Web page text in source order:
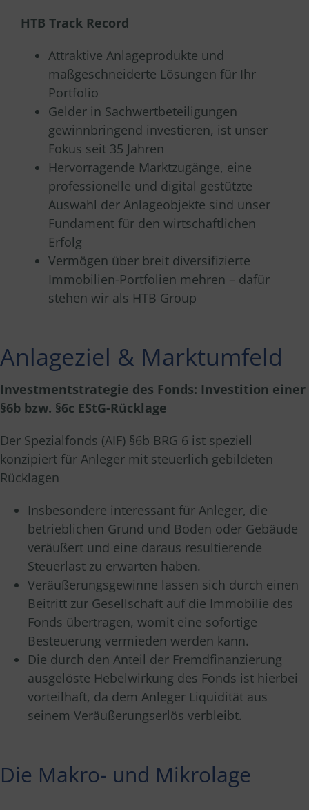
HTB Track Record
Attraktive Anlageprodukte und
maßgeschneiderte Lösungen für Ihr
Portfolio
Gelder in Sachwertbeteiligungen
gewinnbringend investieren, ist unser
Fokus seit 35 Jahren
Hervorragende Marktzugänge, eine
professionelle und digital gestützte
Auswahl der Anlageobjekte sind unser
Fundament für den wirtschaftlichen
Erfolg
Vermögen über breit diversifizierte
Immobilien-Portfolien mehren – dafür
stehen wir als HTB Group
Anlageziel & Marktumfeld
Investmentstrategie des Fonds: Investition einer
§6b bzw. §6c EStG-Rücklage
Der Spezialfonds (AIF) §6b BRG 6 ist speziell
konzipiert für Anleger mit steuerlich gebildeten
Rücklagen
Insbesondere interessant für Anleger, die
betrieblichen Grund und Boden oder Gebäude
veräußert und eine daraus resultierende
Steuerlast zu erwarten haben.
Veräußerungsgewinne lassen sich durch einen
Beitritt zur Gesellschaft auf die Immobilie des
Fonds übertragen, womit eine sofortige
Besteuerung vermieden werden kann.
Die durch den Anteil der Fremdfinanzierung
ausgelöste Hebelwirkung des Fonds ist hierbei
vorteilhaft, da dem Anleger Liquidität aus
seinem Veräußerungserlös verbleibt.
Die Makro- und Mikrolage